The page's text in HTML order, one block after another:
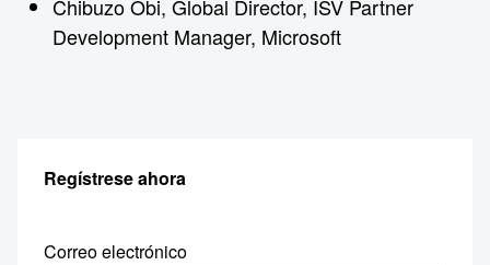
Chibuzo Obi, Global Director, ISV Partner
Development Manager, Microsoft
Regístrese ahora
Correo electrónico